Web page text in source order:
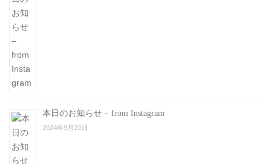
本日のお知らせ – from Instagram
2024年9月20日